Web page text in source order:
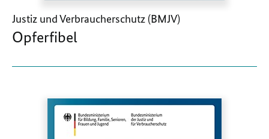
Justiz und Verbraucherschutz (BMJV)
Opferfibel